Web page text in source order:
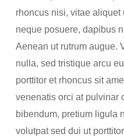
rhoncus nisi, vitae
neque posuere, dapibus
Aenean ut rutrum augue.
nulla, sed tristique arcu
porttitor et rhoncus sit
venenatis orci at pulvinar
bibendum, pretium ligula
volutpat sed dui ut